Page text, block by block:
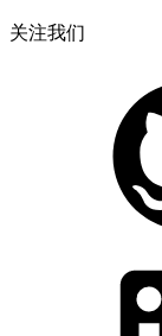
关注我们